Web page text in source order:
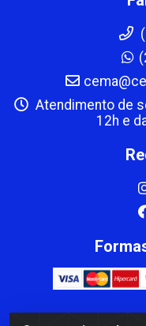
Atendimento de
12h e